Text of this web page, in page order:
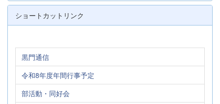
ショートカットリンク
黒門通信
令和8年度年間行事予定
部活動・同好会